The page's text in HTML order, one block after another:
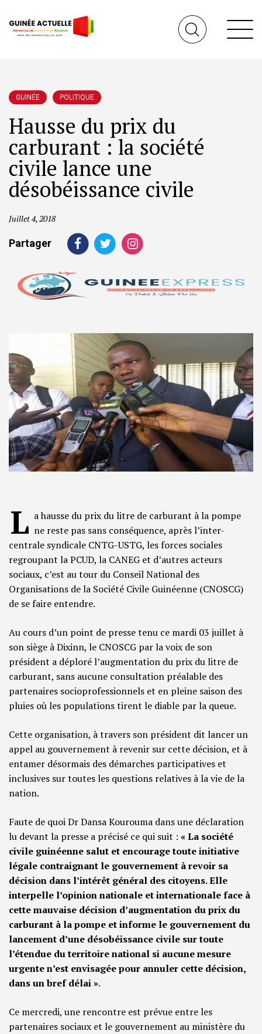
GUINÉE POLITIQUE
Hausse du prix du
carburant : la société
civile lance une
désobéissance civile
Juillet 4, 2018
Partager
L a hausse du prix du litre de carburant à la pompe
ne reste pas sans conséquence, après l’inter-
centrale syndicale CNTG-USTG, les forces sociales
regroupant la PCUD, la CANEG et d’autres acteurs
sociaux, c’est au tour du Conseil National des
Organisations de la Société Civile Guinéenne (CNOSCG)
de se faire entendre.
Au cours d’un point de presse tenu ce mardi 03 juillet à
son siège à Dixinn, le CNOSCG par la voix de son
président a déploré l’augmentation du prix du litre de
carburant, sans aucune consultation préalable des
partenaires socioprofessionnels et en pleine saison des
pluies où les populations tirent le diable par la queue.
Cette organisation, à travers son président dit lancer un
appel au gouvernement à revenir sur cette décision, et à
entamer désormais des démarches participatives et
inclusives sur toutes les questions relatives à la vie de la
nation.
Faute de quoi Dr Dansa Kourouma dans une déclaration
lu devant la presse a précisé ce qui suit : « La société
civile guinéenne salut et encourage toute initiative
légale contraignant le gouvernement à revoir sa
décision dans l’intérêt général des citoyens. Elle
interpelle l’opinion nationale et internationale face à
cette mauvaise décision d’augmentation du prix du
carburant à la pompe et informe le gouvernement du
lancement d’une désobéissance civile sur toute
l’étendue du territoire national si aucune mesure
urgente n’est envisagée pour annuler cette décision,
dans un bref délai ».
Ce mercredi, une rencontre est prévue entre les
partenaires sociaux et le gouvernement au ministère du